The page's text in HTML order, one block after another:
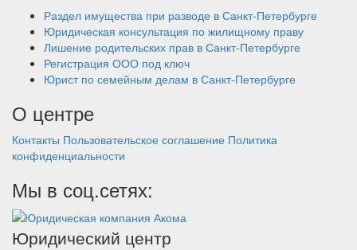
Раздел имущества при разводе в Санкт-Петербурге
Юридическая консультация по жилищному праву
Лишение родительских прав в Санкт-Петербурге
Регистрация ООО под ключ
Юрист по семейным делам в Санкт-Петербурге
О центре
Контакты Пользовательское соглашение Политика
конфиденциальности
Мы в соц.сетях:
Юридический центр